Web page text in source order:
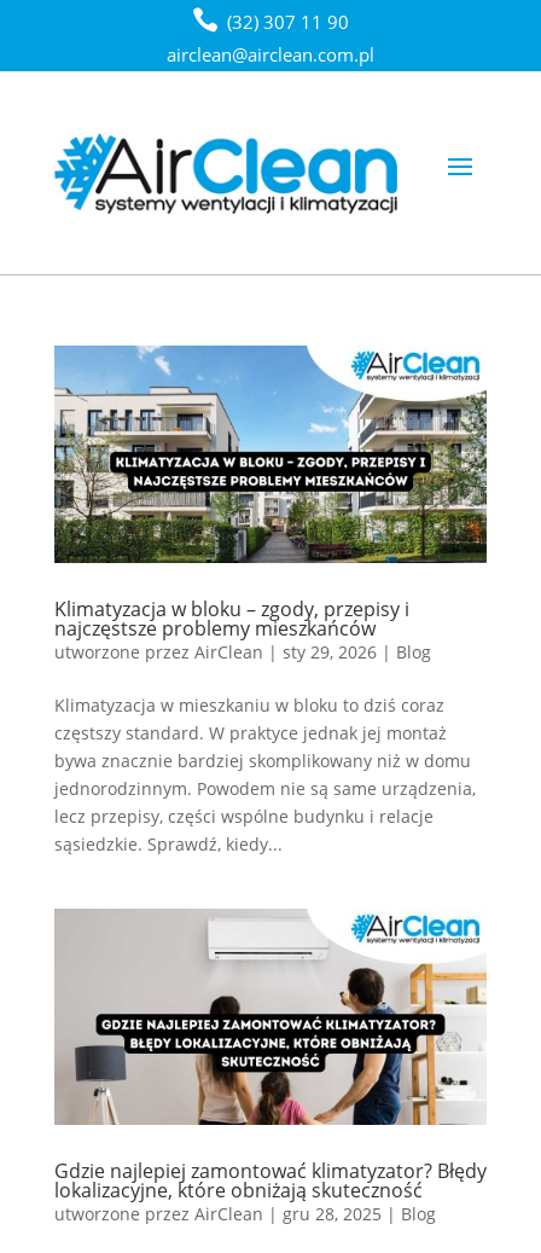
(32) 307 11 90
airclean@airclean.com.pl
Klimatyzacja w bloku – zgody, przepisy i
najczęstsze problemy mieszkańców
utworzone przez AirClean | sty 29, 2026| Blog
Klimatyzacja w mieszkaniu w bloku to dziś coraz
częstszy standard. W praktyce jednak jej montaż
bywa znacznie bardziej skomplikowany niż w domu
jednorodzinnym. Powodem nie są same urządzenia,
lecz przepisy, części wspólne budynku i relacje
sąsiedzkie. Sprawdź, kiedy...
Gdzie najlepiej zamontować klimatyzator? Błędy
lokalizacyjne, które obniżają skuteczność
utworzone przez AirClean | gru 28, 2025 | Blog